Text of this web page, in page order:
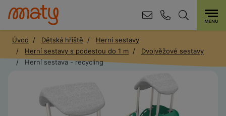
Úvod Dětská hřiště
Herní sestavy
Herní sestavy s podestou do 1 m
Dvojvěžové sestavy
Herní sestava - recycling